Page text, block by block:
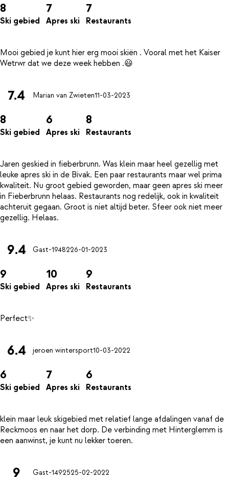
8
Ski gebied
7
Apres ski
7
Restaurants
Mooi gebied je kunt hier erg mooi skiën . Vooral met het Kaiser
7.4 Marian van Zwieten11-03-2023
8
Ski gebied
6
Apres ski
8
Restaurants
Jaren geskied in fieberbrunn. Was klein maar heel gezellig met
leuke apres ski in de Bivak. Een paar restaurants maar wel prima
kwaliteit. Nu groot gebied geworden, maar geen apres ski meer
in Fieberbrunn helaas. Restaurants nog redelijk, ook in kwaliteit
achteruit gegaan. Groot is niet altijd beter. Sfeer ook niet meer
9.4 Gast-1948226-01-2023
9
Ski gebied
10
Apres ski
9
Restaurants
6.4 jeroen wintersport10-03-2022
6
Ski gebied
7
Apres ski
6
Restaurants
klein maar leuk skigebied met relatief lange afdalingen vanaf de
Reckmoos en naar het dorp. De verbinding met Hinterglemm is
9 Gast-1492525-02-2022